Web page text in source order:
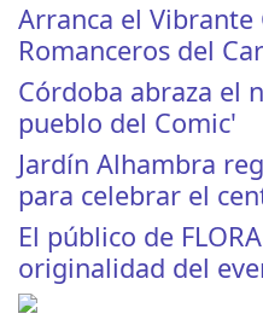
Arranca el Vibrante
Romanceros del
Córdoba abraza el
pueblo del Comic'
Jardín Alhambra
para celebrar el
El público de
originalidad del